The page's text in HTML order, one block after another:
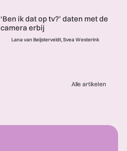
‘Ben ik dat op tv?’ daten met de
camera erbij
Lana van Beijsterveldt, Svea Westerink
Alle artikelen